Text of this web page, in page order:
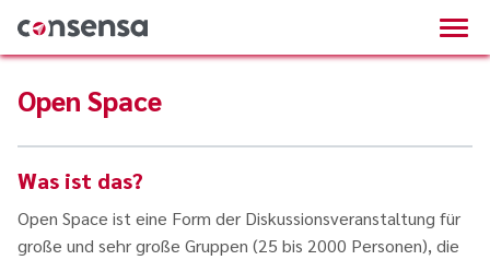
Open Space
Was ist das?
Open Space ist eine Form der Diskussionsveranstaltung für
große und sehr große Gruppen (25 bis 2000 Personen), die